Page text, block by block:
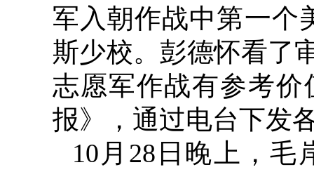
军入朝作战中第一个
斯少校。彭德怀看了
志愿军作战有参考
报》，通过电台下发
10 月 28 日晚上，毛